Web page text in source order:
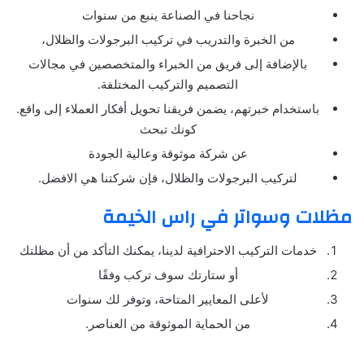
نجاحنا في الصناعة ينبع من سنوات
من الخبرة والتدريب في تركيب البرجولات والظلال،
بالإضافة إلى فريق من الخبراء والمتخصصين في مجالات
التصميم والتركيب المختلفة.
باستخدام خبرتهم، يضمن فريقنا تحويل أفكار العملاء إلى واقع.
كونك تبحث
عن شركة موثوقة وعالية الجودة
لتركيب البرجولات والظلال، فإن شركتنا هي الافضل.
مظلات وسواتر في راس الخيمة
خدمات التركيب الاحترافية لدينا، يمكنك التأكد من أن مظلتك
أو ستارتك سوف تركب وفقًا
لأعلى المعايير المتاحة، وتوفر لك سنوات
من الحماية الموثوقة من العناصر.